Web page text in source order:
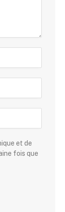
et de
fois que